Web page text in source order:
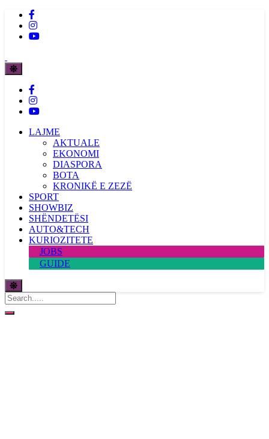
LAJME
AKTUALE
EKONOMI
DIASPORA
BOTA
KRONIKË E ZEZË
SPORT
SHOWBIZ
SHËNDETËSI
AUTO&TECH
KURIOZITETE
JOBS
GUIDE